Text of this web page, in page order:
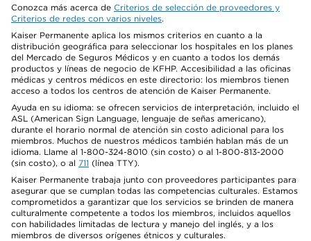
Conozca más acerca de Criterios de selección de proveedores y
Criterios de redes con varios niveles.
Kaiser Permanente aplica los mismos criterios en cuanto a la
distribución geográfica para seleccionar los hospitales en los planes
del Mercado de Seguros Médicos y en cuanto a todos los demás
productos y líneas de negocio de KFHP. Accesibilidad a las oficinas
médicas y centros médicos en este directorio: los miembros tienen
acceso a todos los centros de atención de Kaiser Permanente.
Ayuda en su idioma: se ofrecen servicios de interpretación, incluido el
ASL (American Sign Language, lenguaje de señas americano),
durante el horario normal de atención sin costo adicional para los
miembros. Muchos de nuestros médicos también hablan más de un
idioma. Llame al 1-800-324-8010 (sin costo) o al 1-800-813-2000
(sin costo), o al 711 (línea TTY).
Kaiser Permanente trabaja junto con proveedores participantes para
asegurar que se cumplan todas las competencias culturales. Estamos
comprometidos a garantizar que los servicios se brinden de manera
culturalmente competente a todos los miembros, incluidos aquellos
con habilidades limitadas de lectura y manejo del inglés, y a los
miembros de diversos orígenes étnicos y culturales.